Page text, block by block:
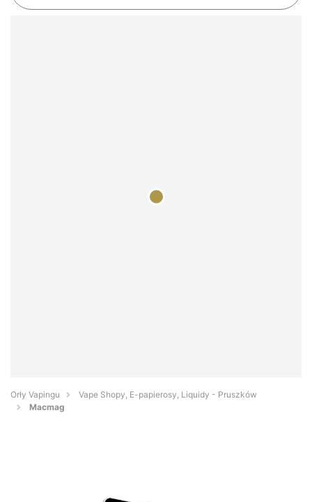
Orły Vapingu
Vape Shopy, E-papierosy, Liquidy - Pruszków
Macmag